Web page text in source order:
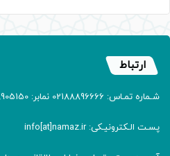
ارتباط
شـماره تمـاس: 02188896666 نمابر: 02188905150
پسـت الـکترونیـکی: info[at]namaz.ir